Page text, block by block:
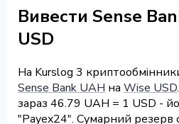
Вивести Sense
USD
На Kurslog 3
Sense Bank UAH на Wise USD
зараз 46.79 UAH = 1 USD -
"Payex24". Сумарний резерв